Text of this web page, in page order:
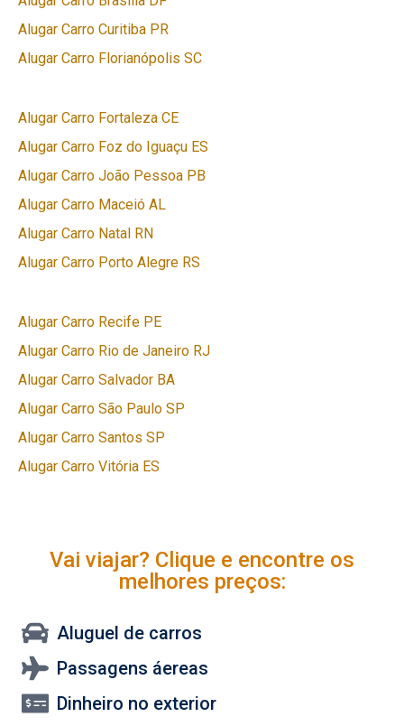
Alugar Carro Curitiba PR
Alugar Carro Florianópolis SC
Alugar Carro Fortaleza CE
Alugar Carro Foz do Iguaçu ES
Alugar Carro João Pessoa PB
Alugar Carro Maceió AL
Alugar Carro Natal RN
Alugar Carro Porto Alegre RS
Alugar Carro Recife PE
Alugar Carro Rio de Janeiro RJ
Alugar Carro Salvador BA
Alugar Carro São Paulo SP
Alugar Carro Santos SP
Alugar Carro Vitória ES
Vai viajar? Clique e encontre os
melhores preços:
Aluguel de carros
Passagens áereas
Dinheiro no exterior